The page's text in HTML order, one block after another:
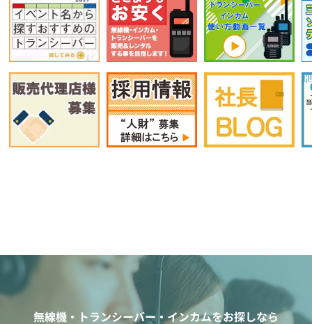
無線機・トランシーバー・インカムをお探しなら